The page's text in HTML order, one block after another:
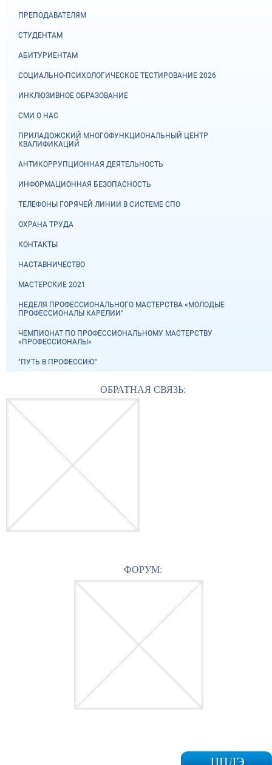
ПРЕПОДАВАТЕЛЯМ
СТУДЕНТАМ
АБИТУРИЕНТАМ
СОЦИАЛЬНО-ПСИХОЛОГИЧЕСКОЕ ТЕСТИРОВАНИЕ 2026
ИНКЛЮЗИВНОЕ ОБРАЗОВАНИЕ
СМИ О НАС
ПРИЛАДОЖСКИЙ МНОГОФУНКЦИОНАЛЬНЫЙ ЦЕНТР
КВАЛИФИКАЦИЙ
АНТИКОРРУПЦИОННАЯ ДЕЯТЕЛЬНОСТЬ
ИНФОРМАЦИОННАЯ БЕЗОПАСНОСТЬ
ТЕЛЕФОНЫ ГОРЯЧЕЙ ЛИНИИ В СИСТЕМЕ СПО
ОХРАНА ТРУДА
КОНТАКТЫ
НАСТАВНИЧЕСТВО
МАСТЕРСКИЕ 2021
НЕДЕЛЯ ПРОФЕССИОНАЛЬНОГО МАСТЕРСТВА «МОЛОДЫЕ
ПРОФЕССИОНАЛЫ КАРЕЛИИ"
ЧЕМПИОНАТ ПО ПРОФЕССИОНАЛЬНОМУ МАСТЕРСТВУ
«ПРОФЕССИОНАЛЫ»
"ПУТЬ В ПРОФЕССИЮ"
ОБРАТНАЯ СВЯЗЬ:
ФОРУМ: